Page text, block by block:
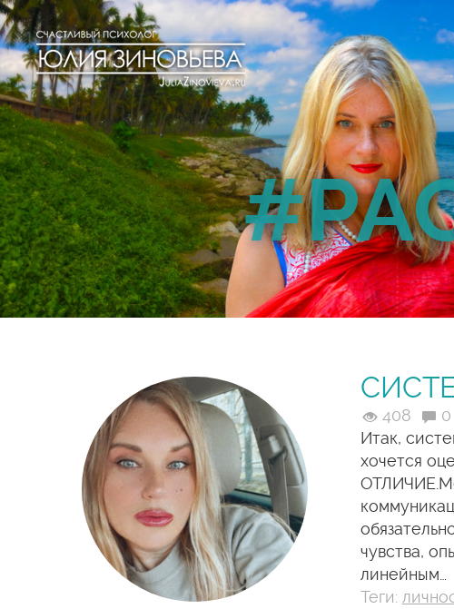
408 0
Итак,
хочется
чувства,
линейным…
Теги: